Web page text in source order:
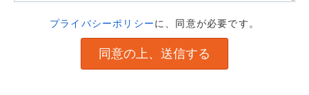
プライバシーポリシーに、同意が必要です。